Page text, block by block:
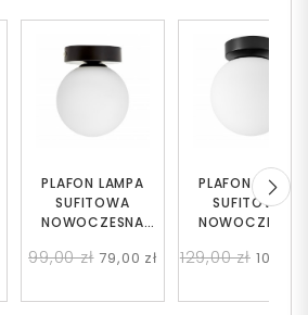
PLAFON LAMPA
SUFITOWA
NOWOCZESNA
MARSIADA W1
99,00 zł 79,00 zł
PLAFON LAMPA
SUFITOWA
NOWOCZESNA
FREDICA
129,00 zł 109,00